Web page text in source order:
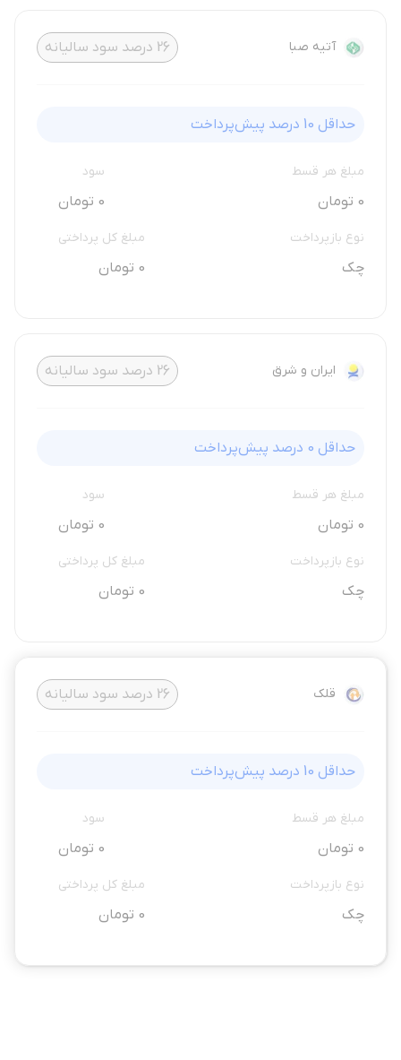
آتیه صبا 26 درصد سود سالیانه
حداقل 10 درصد پیش‌پرداخت
مبلغ هر قسط
0 تومان
سود
0 تومان
نوع بازپرداخت
چک
مبلغ کل پرداختی
0 تومان
ایران و شرق 26 درصد سود سالیانه
حداقل 0 درصد پیش‌پرداخت
مبلغ هر قسط
0 تومان
سود
0 تومان
نوع بازپرداخت
چک
مبلغ کل پرداختی
0 تومان
قلک 26 درصد سود سالیانه
حداقل 10 درصد پیش‌پرداخت
مبلغ هر قسط
0 تومان
سود
0 تومان
نوع بازپرداخت
چک
مبلغ کل پرداختی
0 تومان